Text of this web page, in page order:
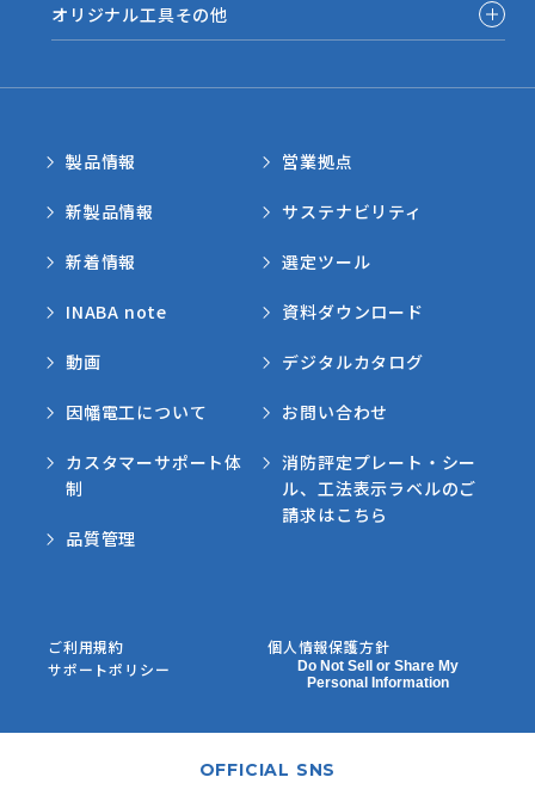
オリジナル工具その他
製品情報
新製品情報
新着情報
INABA note
動画
因幡電工について
カスタマーサポート体
制
品質管理
営業拠点
サステナビリティ
選定ツール
資料ダウンロード
デジタルカタログ
お問い合わせ
消防評定プレート・シー
ル、工法表示ラベルのご
請求はこちら
ご利用規約
個人情報保護方針
サポートポリシー
Do Not Sell or Share My
Personal Information
OFFICIAL SNS